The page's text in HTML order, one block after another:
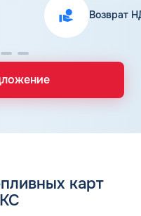
Возврат
карт